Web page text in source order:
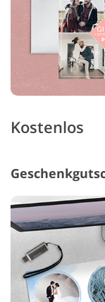
Kostenlos